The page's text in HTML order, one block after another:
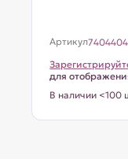
Артикул
для
В наличии <100